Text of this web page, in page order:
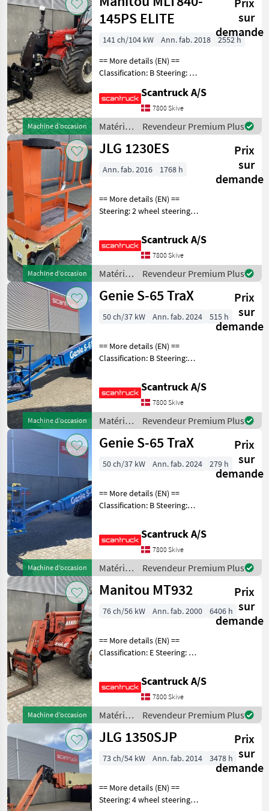
Machine d’occasion
145PS ELITE
sur
demande
141 ch/104 kW Ann. fab. 2018
2552 h
== More details (EN) ==
Classification: B Steering: 4
loading arm: Boom
suspension / ride control,
CRC Attached equipment,
forks: Pallet for
Scantruck A/S
7800 Skive
Matériels
pour
l’entretien
arbres /
Revendeur Premium Plus
Machine d’occasion
JLG 1230ES
Prix
sur
demande
Ann. fab. 2016 1768 h
== More details (EN) ==
Steering: 2 wheel steering
Afsmitningsfrie hjul, str. 100
x 323 Wheel rear type:
Afsmitningsfrie hjul, str. 100
x 323 Ba
Scantruck A/S
7800 Skive
Matériels
pour
l’entretien
arbres /
Revendeur Premium Plus
Machine d’occasion
Genie S-65 TraX
Prix
sur
demande
50 ch/37 kW Ann. fab. 2024 515 h
== More details (EN) ==
Classification: B Steering:
(degrees): 360 Rotation
basket (degrees): 160 Tilt jib
(degrees): 133 Gradeability
Scantruck A/S
7800 Skive
Matériels
pour
l’entretien
arbres /
Revendeur Premium Plus
Machine d’occasion
Genie S-65 TraX
Prix
sur
demande
50 ch/37 kW Ann. fab. 2024 279 h
== More details (EN) ==
Classification: B Steering:
(degrees): 360 Rotation
basket (degrees): 160 Tilt jib
(degrees): 133 Gradeability
Scantruck A/S
7800 Skive
Matériels
pour
l’entretien
arbres /
Revendeur Premium Plus
Machine d’occasion
Manitou MT932
Prix
sur
demande
76 ch/56 kW Ann. fab. 2000 6406 h
== More details (EN) ==
Classification: E Steering: 4
equipment, forks: Gafler
Wheel front brand: Dunlop
Wheel front type: Tractor
patern
Scantruck A/S
7800 Skive
Matériels
pour
l’entretien
arbres /
Revendeur Premium Plus
JLG 1350SJP
Prix
sur
demande
73 ch/54 kW Ann. fab. 2014 3478 h
== More details (EN) ==
Steering: 4 wheel steering